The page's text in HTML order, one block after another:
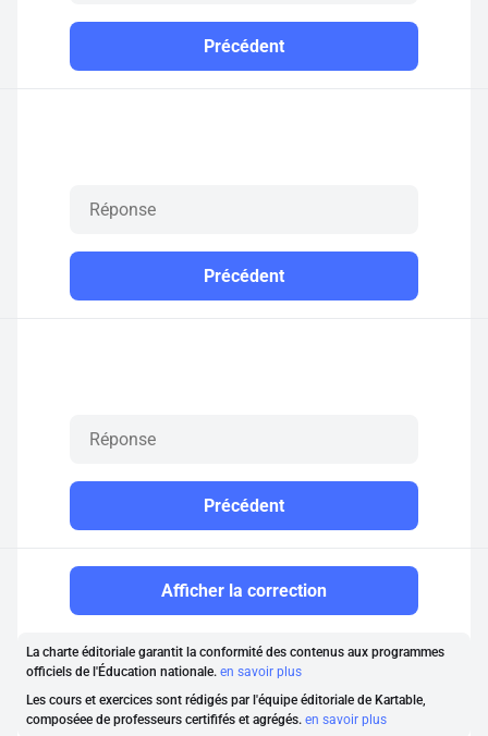
Précédent
Précédent
Précédent
Afficher la correction
La charte éditoriale garantit la conformité des contenus aux programmes
officiels de l'Éducation nationale. en savoir plus
Les cours et exercices sont rédigés par l'équipe éditoriale de Kartable,
composéee de professeurs certififés et agrégés. en savoir plus